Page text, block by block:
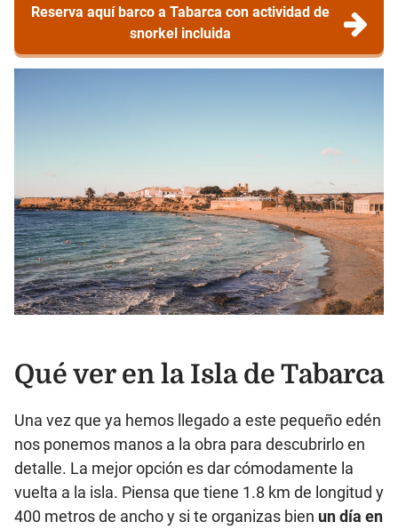
Reserva aquí barco a Tabarca con actividad de
snorkel incluida
Qué ver en la Isla de Tabarca
Una vez que ya hemos llegado a este pequeño edén
nos ponemos manos a la obra para descubrirlo en
detalle. La mejor opción es dar cómodamente la
vuelta a la isla. Piensa que tiene 1.8 km de longitud y
400 metros de ancho y si te organizas bien un día en